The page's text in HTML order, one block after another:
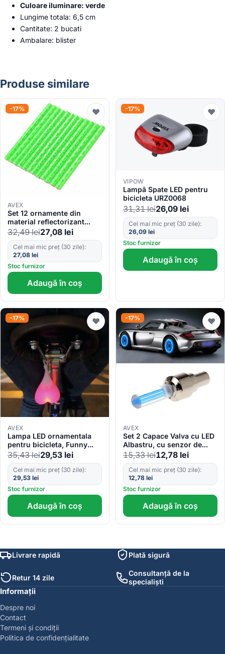
Culoare iluminare: verde
Lungime totala: 6,5 cm
Cantitate: 2 bucati
Ambalare: blister
Produse similare
-17% ♥
AVEX
Set 12 ornamente din
material reflectorizant
pentru spite bicicleta,
culoare verde
32,49lei27,08 lei
Cel mai mic preț (30 zile):
27,08 lei
Stoc furnizor
Adaugă în coș
-17% ♥
VIPOW
Lampă Spate LED pentru
bicicleta URZ0068
31,31lei26,09 lei
Cel mai mic preț (30 zile):
26,09 lei
Stoc furnizor
Adaugă în coș
-17% ♥
AVEX
Lampa LED ornamentala
pentru bicicleta, Funny
Light Balls
35,43lei29,53 lei
Cel mai mic preț (30 zile):
29,53 lei
Stoc furnizor
Adaugă în coș
-17% ♥
AVEX
Set 2 Capace Valva cu LED
Albastru, cu senzor de
lumina si miscare
15,33lei12,78 lei
Cel mai mic preț (30 zile):
12,78 lei
Stoc furnizor
Adaugă în coș
Livrare rapidă Plată sigură
Retur 14 zile
Consultanță de la
specialiști
Informații
Despre noi
Contact
Termeni și condiții
Politica de confidențialitate